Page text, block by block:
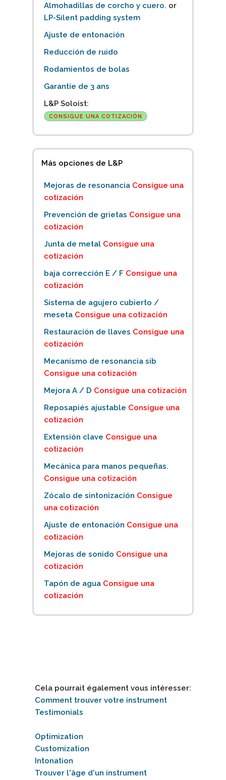
Almohadillas de corcho y cuero. or
LP-Silent padding system
Ajuste de entonación
Reducción de ruido
Rodamientos de bolas
Garantie de 3 ans
L&P Soloist:
CONSIGUE UNA COTIZACIÓN
Más opciones de L&P
Mejoras de resonancia Consigue una
cotización
Prevención de grietas Consigue una
cotización
Junta de metal Consigue una
cotización
baja corrección E / F Consigue una
cotización
Sistema de agujero cubierto /
meseta Consigue una cotización
Restauración de llaves Consigue una
cotización
Mecanismo de resonancia sib
Consigue una cotización
Mejora A / D Consigue una cotización
Reposapiés ajustable Consigue una
cotización
Extensión clave Consigue una
cotización
Mecánica para manos pequeñas.
Consigue una cotización
Zócalo de sintonización Consigue
una cotización
Ajuste de entonación Consigue una
cotización
Mejoras de sonido Consigue una
cotización
Tapón de agua Consigue una
cotización
Cela pourrait également vous intéresser:
Comment trouver votre instrument
Testimonials
Optimization
Customization
Intonation
Trouver l'âge d'un instrument